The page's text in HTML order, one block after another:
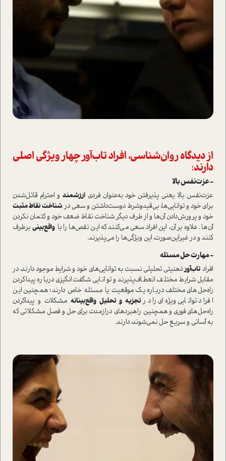
از دیدگاه روان‌شناسی، افراد تاب‌آور چهار ویژگی اصلی
دارند:
- عزت‌نفس بالا
عزت‌نفس بالا یعنی پذیرفتن خود به‌عنوان فردیارزشمند و احترام قائل‌شدن
برای خود و توانایی‌ها، بی‌قید‌و‌شرط دوست‌داشتن و سعی درشناخت نقاط مثبت
خود و پرورش‌دادن آن‌ها و از طرف دیگر شناخت نقاط ضعف خود و کتمان‌ نکردن
آن‌ها. علاوه بر آن‌، این افراد سعی می‌کنند که این نقص‌ها را با واقع‌بینیبر‌طرف
کنند و در غیر‌این‌صورت، این ویژگی‌ها را می‌پذیرند.
- مهارت حل مسئله
افراد تاب‌آورذهنیتی تحلیلی نسبت‌ به توانایی‌های خود و شرایط موجود دارند‌، در
مقابل شرایط مختلف انعطاف‌پذیرند و توانایی شگفت‌انگیزی درباره پیدا‌کردن
راه‌حل‌های مختلف درباره‌ یک موقعیت یا مسئله خاص دارند؛ همچنین این
افراد توانایی ویژه‌ای را درتجزیه و تحلیل واقع‌بینانه مشکلات و پیدا‌کردن
راه‌حل‌های فوری و همچنین راهبردهای دراز‌مدت برای حل و فصل مشکلاتی که
به آسانی و سریع حل نمی‌شوند، دارند.